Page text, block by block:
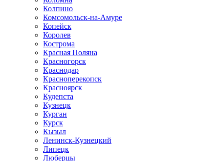
Колпино
Комсомольск-на-Амуре
Копейск
Королев
Кострома
Красная Поляна
Красногорск
Краснодар
Красноперекопск
Красноярск
Кудепста
Кузнецк
Курган
Курск
Кызыл
Ленинск-Кузнецкий
Липецк
Люберцы